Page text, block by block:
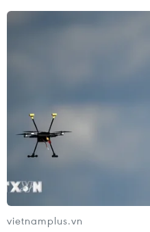
vietnamplus.vn